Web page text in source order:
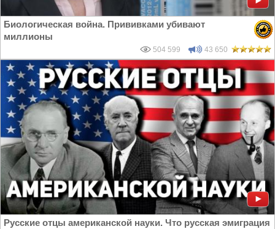
Биологическая война. Прививками убивают
миллионы
504 599 43 650
Русские отцы американской науки. Что русская эмиграция